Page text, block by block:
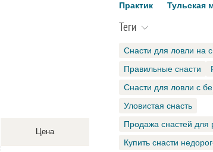
Цена
Практик
Тульская
Теги
Снасти для ловли на
Правильные снасти
Снасти для ловли с
Уловистая снасть
Продажа снастей для
Купить снасти